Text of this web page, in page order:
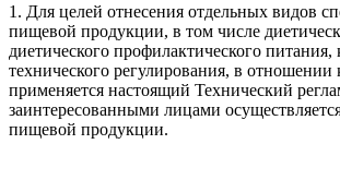
1. Для целей отнесения отдельных видов
пищевой продукции, в том числе
диетического профилактического питания,
технического регулирования, в отношении
применяется настоящий Технический
заинтересованными лицами
пищевой продукции.